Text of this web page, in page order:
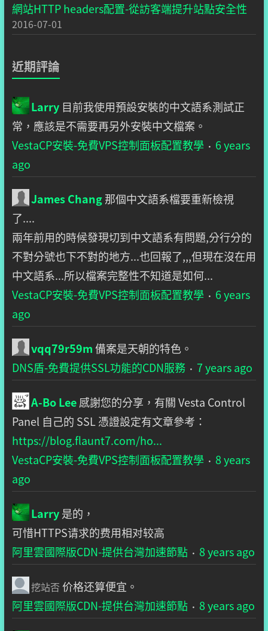
網站HTTP headers配置-從訪客端提升站點安全性
2016-07-01
近期評論
Larry 目前我使用預設安裝的中文語系測試正
常，應該是不需要再另外安裝中文檔案。
VestaCP安裝-免費VPS控制面板配置教學 · 6 years
ago
James Chang 那個中文語系檔要重新檢視
了....
兩年前用的時候發現切到中文語系有問題,分行分的
不對分號也下不對的地方...也回報了,,,但現在沒在用
中文語系...所以檔案完整性不知道是如何...
VestaCP安裝-免費VPS控制面板配置教學 · 6 years
ago
vqq79r59m備案是天朝的特色。
DNS盾-免費提供SSL功能的CDN服務· 7 years ago
A-Bo Lee 感謝您的分享，有關 Vesta Control
Panel 自己的 SSL 憑證設定有文章參考：
https://blog.flaunt7.com/ho...
VestaCP安裝-免費VPS控制面板配置教學 · 8 years
ago
Larry 是的，
可惜HTTPS请求的费用相对较高
阿里雲國際版CDN-提供台灣加速節點· 8 years ago
挖站否 价格还算便宜。
阿里雲國際版CDN-提供台灣加速節點· 8 years ago